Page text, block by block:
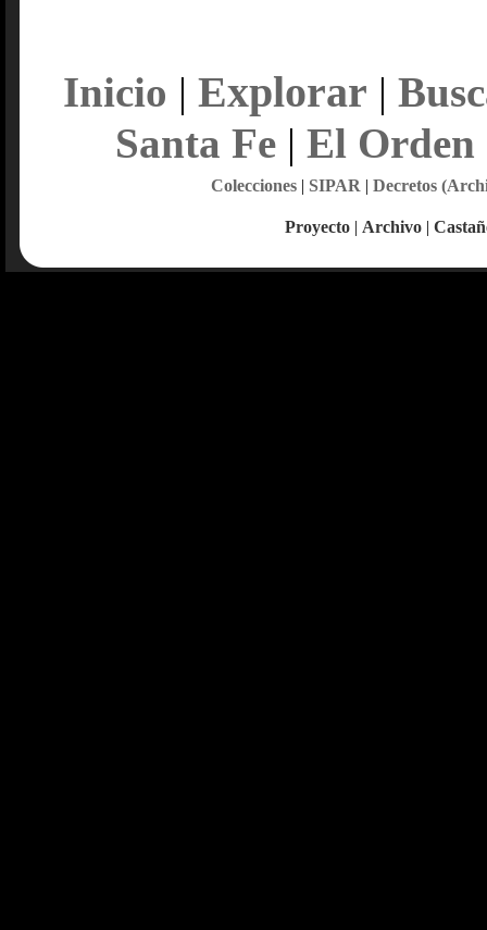
Inicio | Explorar |
Santa Fe| El Orden
Colecciones| SIPAR | Decretos
Proyecto | Archivo |